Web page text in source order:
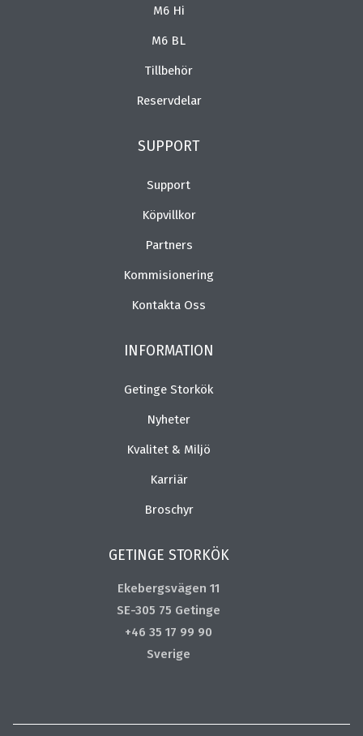
M6 Hi
M6 BL
Tillbehör
Reservdelar
SUPPORT
Support
Köpvillkor
Partners
Kommisionering
Kontakta Oss
INFORMATION
Getinge Storkök
Nyheter
Kvalitet & Miljö
Karriär
Broschyr
GETINGE STORKÖK
Ekebergsvägen 11
SE-305 75 Getinge
+46 35 17 99 90
Sverige